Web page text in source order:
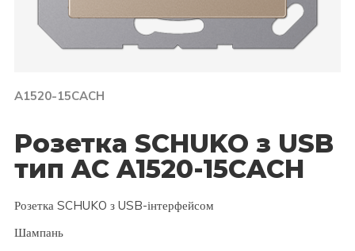
A1520-15CACH
Розетка SCHUKO з USB
тип AC A1520-15CACH
Розетка SCHUKO з USB-інтерфейсом
Шампань